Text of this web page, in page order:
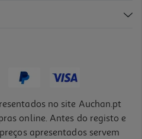
no site Auchan.pt
online. Antes do registo e
apresentados servem